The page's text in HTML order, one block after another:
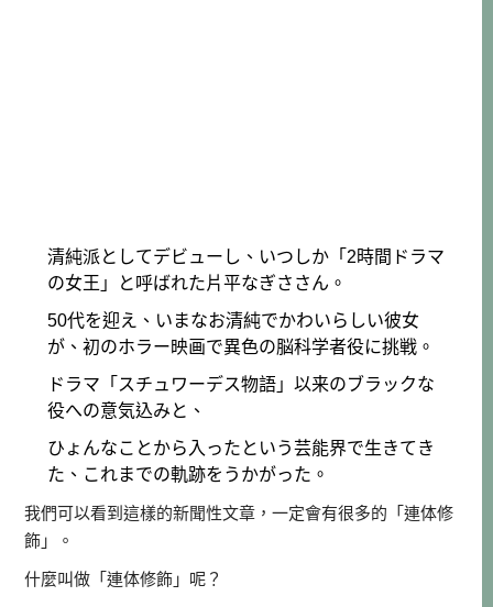
清純派としてデビューし、いつしか「2時間ドラマ
の女王」と呼ばれた片平なぎささん。
50代を迎え、いまなお清純でかわいらしい彼女
が、初のホラー映画で異色の脳科学者役に挑戦。
ドラマ「スチュワーデス物語」以来のブラックな
役への意気込みと、
ひょんなことから入ったという芸能界で生きてき
た、これまでの軌跡をうかがった。
我們可以看到這樣的新聞性文章，一定會有很多的「連体修
飾」。
什麼叫做「連体修飾」呢？